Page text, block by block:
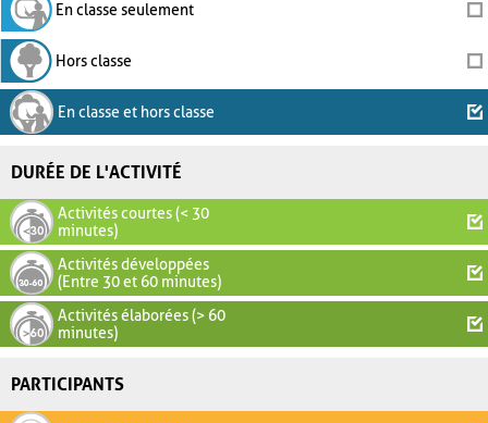
En classe seulement
Hors classe
En classe et hors classe
DURÉE DE L'ACTIVITÉ
Activités courtes (< 30
minutes)
Activités développées
(Entre 30 et 60 minutes)
Activités élaborées (> 60
minutes)
PARTICIPANTS